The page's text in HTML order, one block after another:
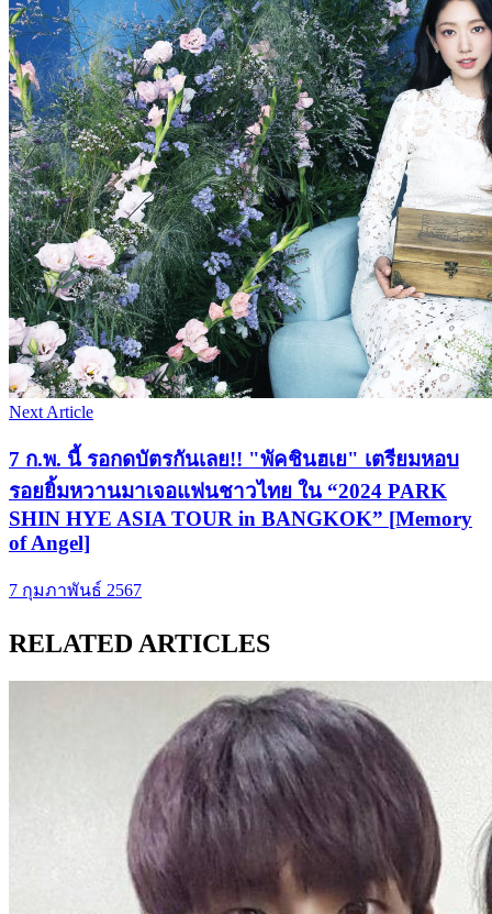
Next Article
7 ก.พ. นี้ รอกดบัตรกันเลย!! "พัคชินฮเย" เตรียมหอบ
รอยยิ้มหวานมาเจอแฟนชาวไทย ใน “2024 PARK
SHIN HYE ASIA TOUR in BANGKOK” [Memory
of Angel]
7 กุมภาพันธ์ 2567
RELATED ARTICLES